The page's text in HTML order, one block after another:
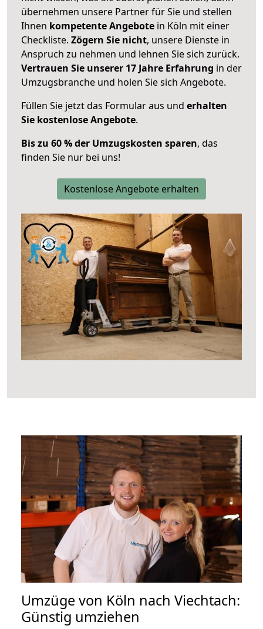
übernehmen unsere Partner für Sie und stellen
Ihnen kompetente Angebote in Köln mit einer
Checkliste. Zögern Sie nicht, unsere Dienste in
Anspruch zu nehmen und lehnen Sie sich zurück.
Vertrauen Sie unserer 17 Jahre Erfahrung in der
Umzugsbranche und holen Sie sich Angebote.
Füllen Sie jetzt das Formular aus und erhalten
Sie kostenlose Angebote.
Bis zu 60 % der Umzugskosten sparen, das
finden Sie nur bei uns!
Kostenlose Angebote erhalten
Umzüge von Köln nach Viechtach:
Günstig umziehen